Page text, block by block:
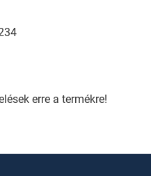
erre a termékre!